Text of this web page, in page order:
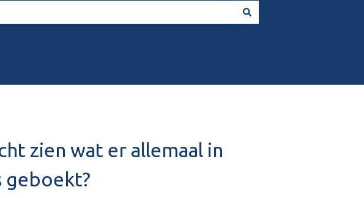
zien wat er allemaal in
geboekt?